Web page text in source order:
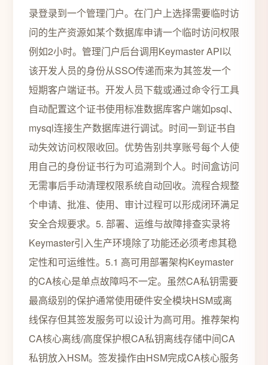
录登录到一个管理门户。在门户上选择需要临时访
问的生产资源如某个数据库申请一个临时访问权限
例如2小时。管理门户后台调用Keymaster API以
该开发人员的身份从SSO传递而来为其签发一个
短期客户端证书。开发人员下载或通过命令行工具
自动配置这个证书使用标准数据库客户端如psql、
mysql连接生产数据库进行调试。时间一到证书自
动失效访问权限收回。优势告别共享账号每个人使
用自己的身份证书行为可追溯到个人。时间盒访问
无需事后手动清理权限系统自动回收。流程合规整
个申请、批准、使用、审计过程可以形成闭环满足
安全合规要求。5. 部署、运维与故障排查实录将
Keymaster引入生产环境除了功能还必须考虑其稳
定性和可运维性。5.1 高可用部署架构Keymaster
的CA核心是单点故障吗不一定。虽然CA私钥需要
最高级别的保护通常使用硬件安全模块HSM或离
线保存但其签发服务可以设计为高可用。推荐架构
CA核心离线/高度保护根CA私钥离线存储中间CA
私钥放入HSM。签发操作由HSM完成CA核心服务